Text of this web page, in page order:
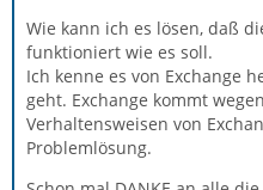
Wie kann ich es lösen, daß
funktioniert wie es soll.
Ich kenne es von Exchange
geht. Exchange kommt
Verhaltensweisen von
Problemlösung.